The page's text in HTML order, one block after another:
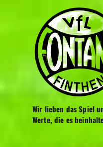
Wir lieben das Spiel
Werte, die es